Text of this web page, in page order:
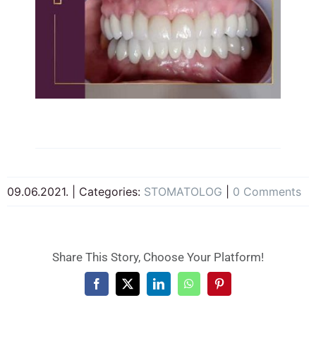
09.06.2021. Categories: STOMATOLOG 0 Comments
Share This Story, Choose Your Platform!
Facebook
X LinkedInWhatsAppPinterest